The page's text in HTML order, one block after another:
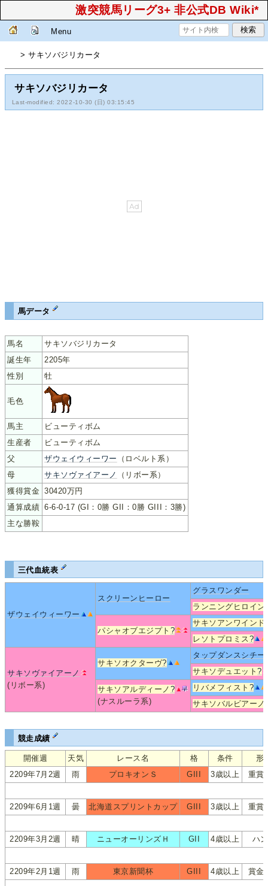
激突競馬リーグ3+ 非公式DB Wiki*
Menu
> サキソバジリカータ
サキソバジリカータ
Last-modified: 2022-10-30 (日) 03:15:45
馬データ
馬名
サキソバジリカータ
誕生年
2205年
性別
牡
毛色
馬主
ビューティボム
生産者
ビューティボム
父
ザウェイウィーワー
（ロベルト系）
母
サキソヴァイアーノ
（リボー系）
獲得賞金 30420万円
通算成績 6-6-0-17 (GI：0勝 GII：0勝 GIII：3勝)
主な勝鞍
三代血統表
ザウェイウィーワー
スクリーンヒーロー
グラスワンダー
ランニングヒロイン
パシャオブエジプト ?
サキソアンワインド
レソトプロミス ?
サキソヴァイアーノ
(リボー系)
サキソオクターヴ?
タップダンスシチー
サキソデュエット?
サキソアルディーノ ?
(ナスルーラ系)
リバメフィスト ?
サキソバルビアーノ
競走成績
開催週 天気 レース名 格 条件
形
2209年7月2週
雨 プロキオンＳ GIII 3歳以上 重賞
2209年6月1週 曇 北海道スプリントカップ GIII 3歳以上 重賞
2209年3月2週 晴 ニューオーリンズＨ GII 4歳以上 ハ
2209年2月1週 雨 東京新聞杯 GIII 4歳以上 賞金